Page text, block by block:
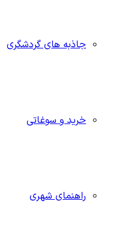
جاذبه‌ های گردشگری
خرید و سوغاتی
راهنمای شهری